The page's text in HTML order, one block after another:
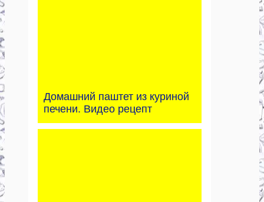
Домашний паштет из куриной
печени. Видео рецепт